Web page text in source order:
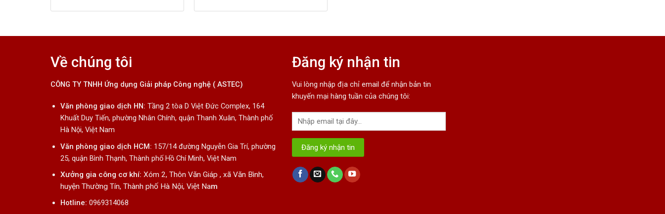
Về chúng tôi
CÔNG TY TNHH Ứng dụng Giải pháp Công nghệ ( ASTEC)
Văn phòng giao dịch HN: Tầng 2 tòa D Việt Đức Complex, 164
Khuất Duy Tiến, phường Nhân Chính, quận Thanh Xuân, Thành phố
Hà Nội, Việt Nam
Văn phòng giao dịch HCM: 157/14 đường Nguyễn Gia Trí, phường
25, quận Bình Thạnh, Thành phố Hồ Chí Minh, Việt Nam
Xưởng gia công cơ khí:Xóm 2, Thôn Văn Giáp , xã Văn Bình,
huyện Thường Tín, Thành phố Hà Nội, Việt Nam
Hotline:0969314068
Đăng ký nhận tin
Vui lòng nhập địa chỉ email để nhận bản tin
khuyến mại hàng tuần của chúng tôi: